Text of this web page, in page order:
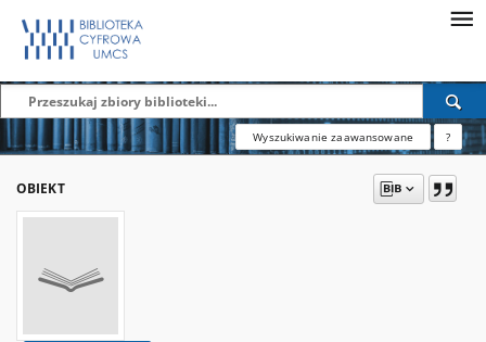
Wyszukiwanie zaawansowane ?
OBIEKT